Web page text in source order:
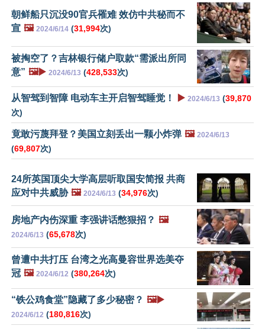
朝鲜船只沉没90官兵罹难 效仿中共秘而不
宣 🖼️ 2024/6/14 (31,994次)
被掏空了？吉林银行储户取款“需派出所同
意” 🖼️▶️ 2024/6/13 (428,533次)
从智驾到智障 电动车主开启智驾睡觉！ ▶️ 2024/6/13 (39,870
次)
竟敢污蔑拜登？美国立刻丢出一颗小炸弹 🖼️ 2024/6/13
(69,807次)
24所英国顶尖大学高层听取国安简报 共商
应对中共威胁 🖼️ 2024/6/13 (34,976次)
房地产内伤深重 李强讲话憋狠招？ 🖼️
2024/6/13 (65,678次)
曾遭中共打压 台湾之光高曼容世界选美夺
冠 🖼️ 2024/6/12 (380,264次)
“铁公鸡食堂”隐藏了多少秘密？ 🖼️▶️
2024/6/12 (180,816次)